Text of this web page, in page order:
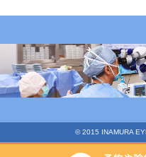
© 2015 INAMURA